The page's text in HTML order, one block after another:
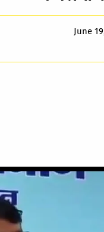
June